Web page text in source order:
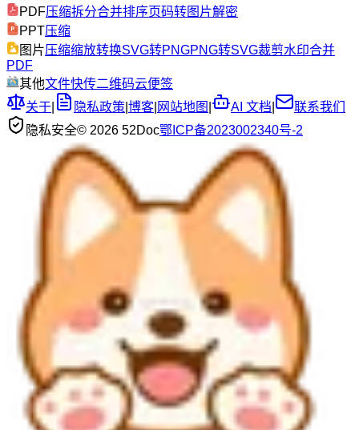
PDF压缩拆分合并排序页码转图片解密
PPT压缩
图片压缩缩放转换SVG转PNGPNG转SVG裁剪水印合并
PDF
其他文件快传二维码云便签
关于
隐私政策 博客 网站地图 AI 文档
联系我们
隐私安全© 2026 52Doc鄂ICP备2023002340号-2